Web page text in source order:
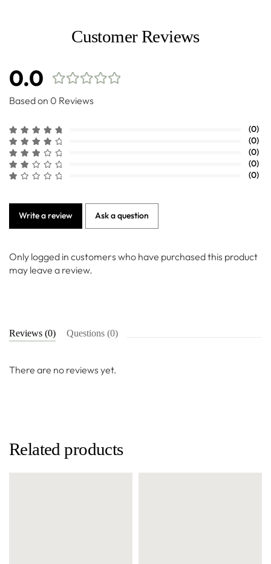
Customer Reviews
0.0
Based on 0 Reviews
(0)
(0)
(0)
(0)
(0)
Write a review Ask a question
Only logged in customers who have purchased this product
may leave a review.
Reviews (0) Questions (0)
There are no reviews yet.
Related products